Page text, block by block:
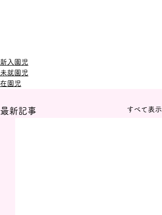
新入園児
未就園児
在園児
最新記事 すべて表示